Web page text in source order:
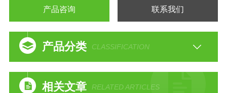
产品咨询 联系我们
产品分类 CLASSIFICATION
相关文章 RELATED ARTICLES